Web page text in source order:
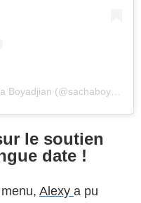
Une publication partagée par Sacha Boyadjian (@sachaboyadjian)
le soutien
date !
Alexy a pu